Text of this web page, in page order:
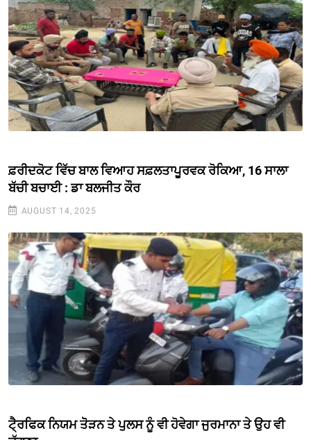
ਫ਼ਰੀਦਕੋਟ ਵਿੱਚ ਬਾਲ ਵਿਆਹ ਸਫ਼ਲਤਾਪੂਰਵਕ ਰੋਕਿਆ, 16 ਸਾਲਾ
ਬੱਚੀ ਬਚਾਈ : ਡਾ ਬਲਜੀਤ ਕੌਰ
AUGUST 14, 2025
ਟੈ੍ਰਫਿਕ ਨਿਯਮ ਤੋੋੜਨ ਤੇ ਪੁਲਸ ਨੂੰ ਵੀ ਹੋਵੇਗਾ ਜੁਰਮਾਨਾ ਤੇ ਉਹ ਵੀ